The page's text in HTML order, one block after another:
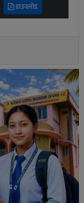
डाउनलोड